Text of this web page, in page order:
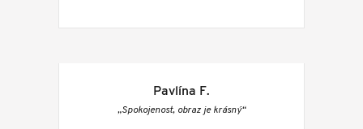
Pavlína F.
„Spokojenost, obraz je krásný“